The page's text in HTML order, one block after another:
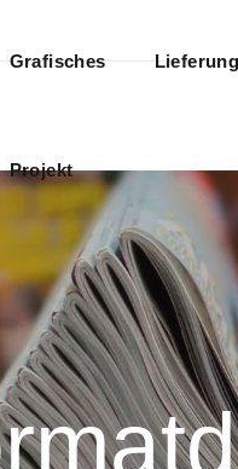
Grafisches
Projekt
Lieferung